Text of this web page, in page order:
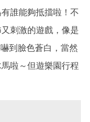
誰能夠抵擋啦！不
刺激的遊戲，像是
到臉色蒼白，當然
啦～但遊樂園行程